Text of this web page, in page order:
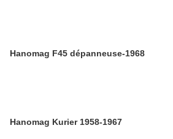
Hanomag F45 dépanneuse-1968
Hanomag Kurier 1958-1967